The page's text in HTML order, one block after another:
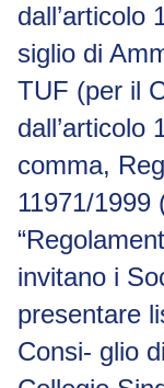
dall’articolo
siglio di
TUF (per il
dall’articolo
comma,
11971/1999
“
invitano i
presentare
Consi- glio